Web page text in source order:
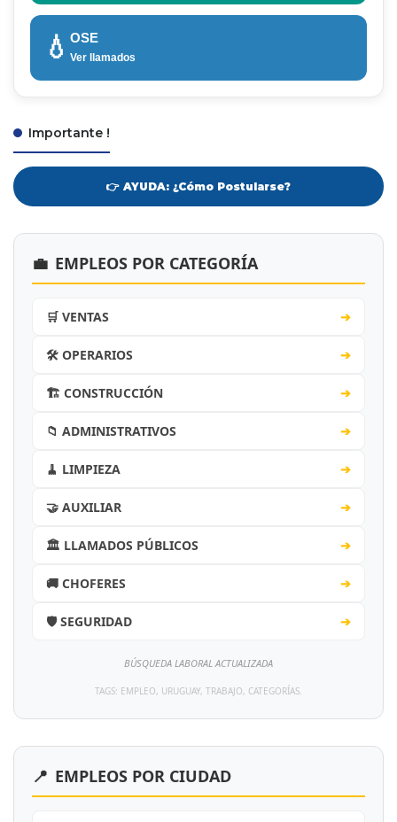
💧 OSE
Ver llamados
Importante !
👉 AYUDA: ¿Cómo Postularse?
💼 EMPLEOS POR CATEGORÍA
🛒 VENTAS ➔
🛠️ OPERARIOS ➔
🏗️ CONSTRUCCIÓN ➔
📁 ADMINISTRATIVOS ➔
🧹 LIMPIEZA ➔
🤝 AUXILIAR ➔
🏛️ LLAMADOS PÚBLICOS ➔
🚚 CHOFERES ➔
🛡️ SEGURIDAD ➔
BÚSQUEDA LABORAL ACTUALIZADA
TAGS: EMPLEO, URUGUAY, TRABAJO, CATEGORÍAS.
📍 EMPLEOS POR CIUDAD